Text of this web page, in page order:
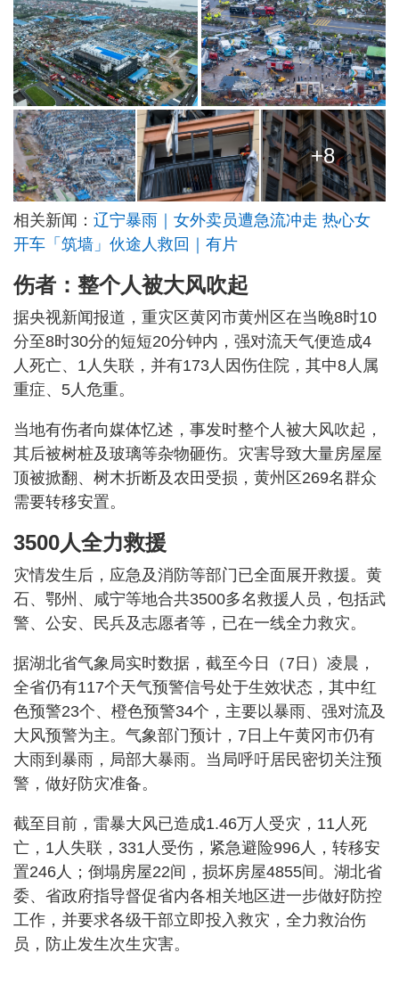
+8
相关新闻： 辽宁暴雨｜女外卖员遭急流冲走 热心女
开车「筑墙」伙途人救回｜有片
伤者：整个人被大风吹起
据央视新闻报道，重灾区黄冈市黄州区在当晚8时10
分至8时30分的短短20分钟内，强对流天气便造成4
人死亡、1人失联，并有173人因伤住院，其中8人属
重症、5人危重。
当地有伤者向媒体忆述，事发时整个人被大风吹起，
其后被树桩及玻璃等杂物砸伤。灾害导致大量房屋屋
顶被掀翻、树木折断及农田受损，黄州区269名群众
需要转移安置。
3500人全力救援
灾情发生后，应急及消防等部门已全面展开救援。黄
石、鄂州、咸宁等地合共3500多名救援人员，包括武
警、公安、民兵及志愿者等，已在一线全力救灾。
据湖北省气象局实时数据，截至今日（7日）凌晨，
全省仍有117个天气预警信号处于生效状态，其中红
色预警23个、橙色预警34个，主要以暴雨、强对流及
大风预警为主。气象部门预计，7日上午黄冈市仍有
大雨到暴雨，局部大暴雨。当局呼吁居民密切关注预
警，做好防灾准备。
截至目前，雷暴大风已造成1.46万人受灾，11人死
亡，1人失联，331人受伤，紧急避险996人，转移安
置246人；倒塌房屋22间，损坏房屋4855间。湖北省
委、省政府指导督促省内各相关地区进一步做好防控
工作，并要求各级干部立即投入救灾，全力救治伤
员，防止发生次生灾害。